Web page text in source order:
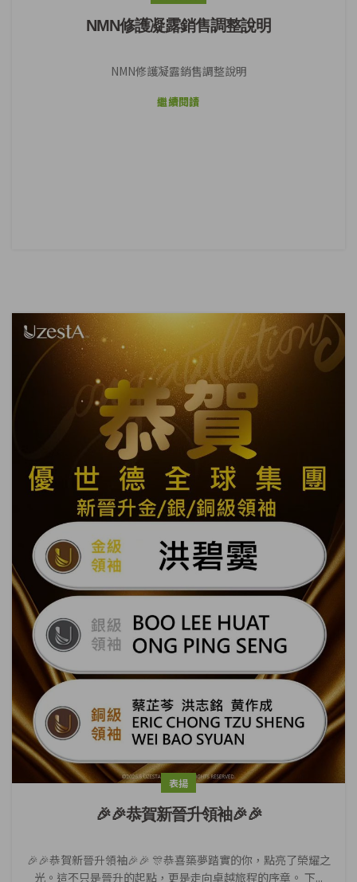
NMN修護凝露銷售調整說明
NMN修護凝露銷售調整說明
繼續閱讀
表揚
🎉🎉恭賀新晉升領袖🎉🎉
🎉🎉恭賀新晉升領袖🎉🎉 🎊恭喜築夢踏實的你，點亮了榮耀之
光。這不只是晉升的起點，更是走向卓越旅程的序章。 下...